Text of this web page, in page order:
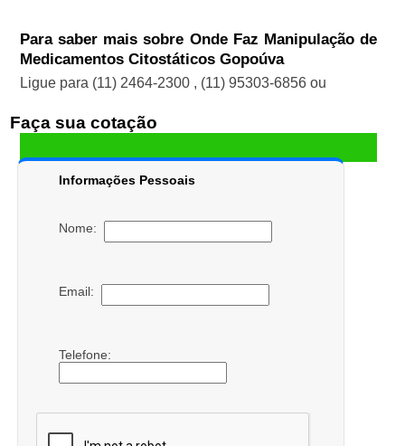
Para saber mais sobre Onde Faz Manipulação de
Medicamentos Citostáticos Gopoúva
Ligue para (11) 2464-2300 , (11) 95303-6856 ou
Faça sua cotação
Informações Pessoais
Nome:
Email:
Telefone: